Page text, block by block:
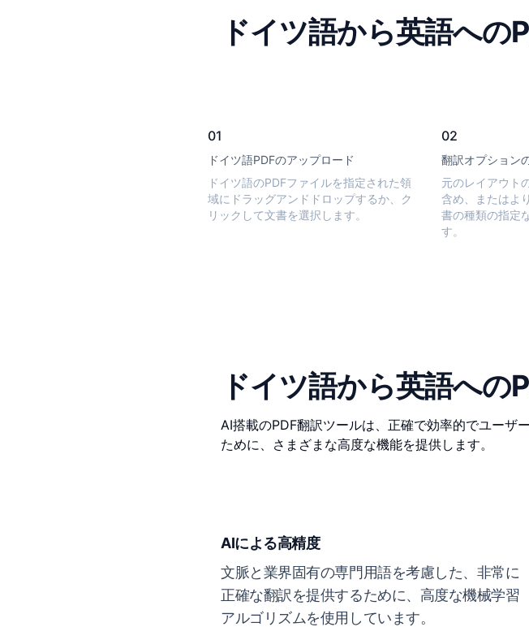
ドイツ語から英語への
01
ドイツ語PDFのアップロード
ドイツ語のPDFファイルを指定された領
域にドラッグアンドドロップするか、ク
リックして文書を選択します。
02
翻訳オプション
元のレイアウト
含め、またはよ
書の種類の指定
す。
ドイツ語から英語への
AI搭載のPDF翻訳ツールは、正確で効率的でユーザ
ために、さまざまな高度な機能を提供します。
AIによる高精度
文脈と業界固有の専門用語を考慮した、非常に
正確な翻訳を提供するために、高度な機械学習
アルゴリズムを使用しています。